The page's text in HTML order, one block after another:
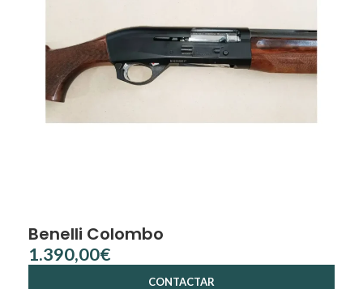
Benelli Colombo
€
CONTACTAR